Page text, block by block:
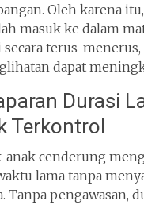
Oleh karena
masuk ke dalam
secara terus-
dapat
Durasi
Terkontrol
anak cenderung
lama tanpa
Tanpa pengawasan,